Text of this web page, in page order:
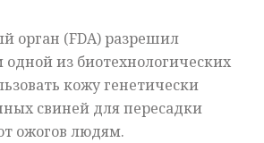
орган (FDA) разрешил
одной из биотехнологических
кожу генетически
свиней для пересадки
ожогов людям.